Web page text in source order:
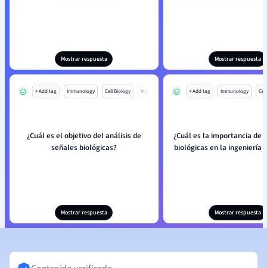
Mostrar respuesta Mostrar respuesta
+ Add tag Immunology Cell Biology Mo
¿Cuál es el objetivo del análisis de
señales biológicas?
Mostrar respuesta
+ Add tag Immunology
¿Cuál es la importancia de
biológicas en la ingeniería
Mostrar respuesta